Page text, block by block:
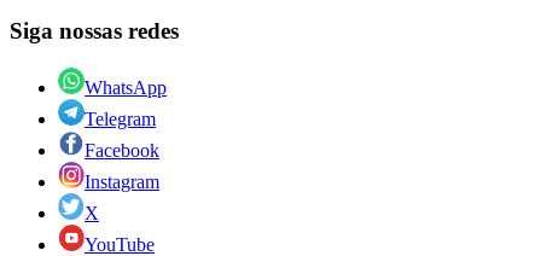
Siga nossas redes
WhatsApp
Telegram
Facebook
Instagram
X
YouTube